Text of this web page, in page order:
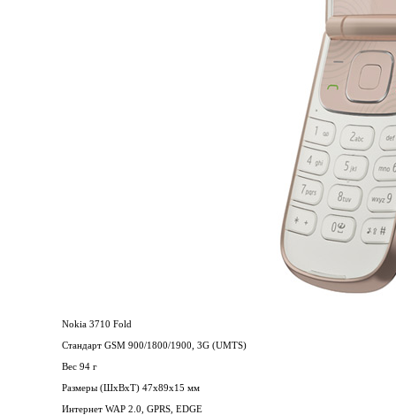
Nokia 3710 Fold
Стандарт GSM 900/1800/1900, 3G (UMTS)
Вес 94 г
Размеры (ШxВxТ) 47x89x15 мм
Интернет WAP 2.0, GPRS, EDGE